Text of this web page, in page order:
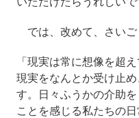
では、改めて、さいご
「現実は常に想像を超
現実をなんとか受け止
す。日々ふうかの介助
ことを感じる私たちの